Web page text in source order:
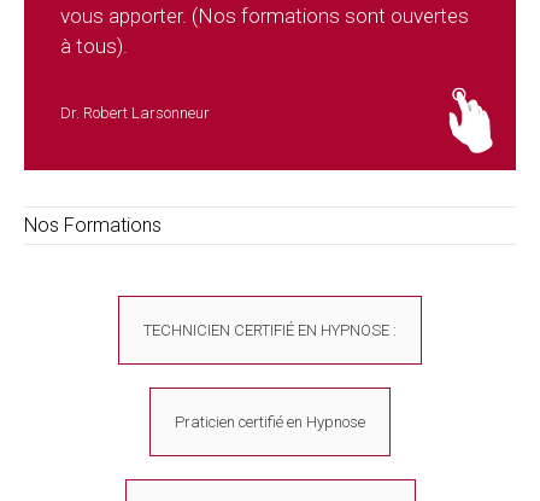
vous apporter. (Nos formations sont ouvertes
à tous).
Dr. Robert Larsonneur
Nos Formations
TECHNICIEN CERTIFIÉ EN HYPNOSE :
Praticien certifié en Hypnose